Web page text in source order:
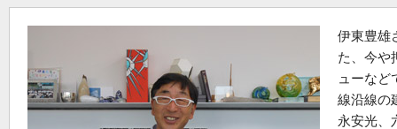
伊東豊雄
た、今や
ューな
線沿線の
永安光、